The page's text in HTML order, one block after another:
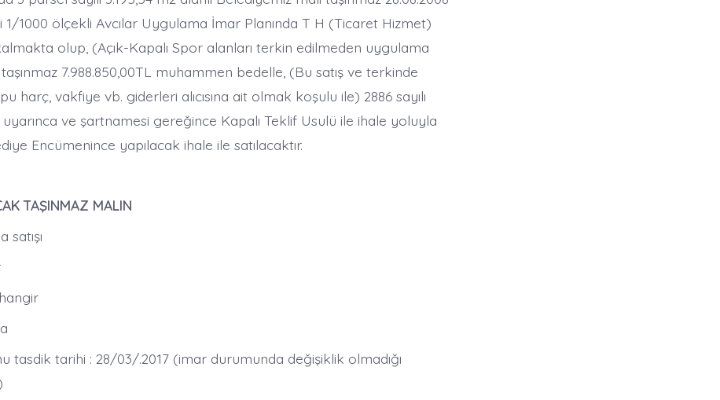
1/1000 ölçekli Avcılar Uygulama İmar Planında T H (Ticaret Hizmet)
olup, (Açık-Kapalı Spor alanları terkin edilmeden uygulama
7.988.850,00TL muhammen bedelle, (Bu satış ve terkinde
harç, vakfiye vb. giderleri alıcısına ait olmak koşulu ile) 2886 sayılı
uyarınca ve şartnamesi gereğince Kapalı Teklif Usulü ile ihale yoluyla
Encümenince yapılacak ihale ile satılacaktır.
TAŞINMAZ MALIN
satışı
tasdik tarihi : 28/03/.2017 (imar durumunda değişiklik olmadığı